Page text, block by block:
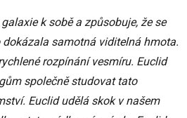
k sobě a způsobuje, že se
dokázala samotná viditelná hmota.
rozpínání vesmíru. Euclid
společně studovat tato
Euclid udělá skok v našem